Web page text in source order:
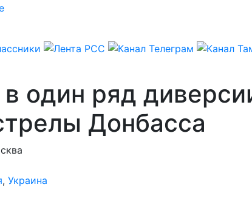
один ряд
Донбасса
, Украина